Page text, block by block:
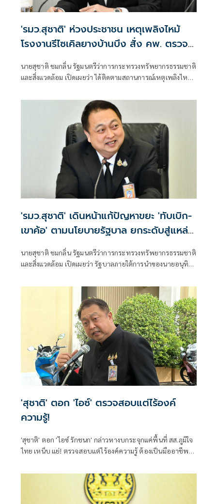
'รมว.สุชาติ' ห่วงประชาชน เหตุเพลิงไหม้
โรงงานรีไซเคิลยางบ้านบึง สั่ง คพ. ตรวจ
คุณภาพอากาศเข้ม-แจ้งเตือนประชาชนใกล้
ชิด
นายสุชาติ ชมกลิ่น รัฐมนตรีว่าการกระทรวงทรัพยากรธรรมชาติ
และสิ่งแวดล้อม เปิดเผยว่า ได้ติดตามสถานการณ์เหตุเพลิงไหม้
จำกัด ตำบลคลองกิ่ว อำเภอบ้านบึง จังหวัดชลบุรี อย่างใกล้ชิด
ด้วยความห่วงใยผลกระทบด้านมลพิษและสุขภาพของ
ประชาชน พร้อมสั่งการให้กรมควบคุมมลพิษ (คพ.) บูรณาการ
หน่วยงานที่เกี่ยวข้อง เร่งสนับสนุนการระงับเหตุ ตรวจสอบ
คุณภาพอากาศและสิ่งแวดล้อม รวมถึงแจ้งเตือนประชาชนอย่าง
ต่อเนื่องจนกว่าสถานการณ์จะคลี่คลาย
'รมว.สุชาติ' เดินหน้าแก้ปัญหาขยะ 'ทับเบิก-
เขาค้อ' ตามนโยบายรัฐบาล ยกระดับสู่แหล่ง
ท่องเที่ยวคาร์บอนต่ำ สร้างรายได้ควบคู่
รักษาสิ่งแวดล้อม
นายสุชาติ ชมกลิ่น รัฐมนตรีว่าการกระทรวงทรัพยากรธรรมชาติ
และสิ่งแวดล้อม เปิดเผยว่า รัฐบาลภายใต้การนำของนายอนุทิน
ทรัพยากรธรรมชาติและสิ่งแวดล้อมควบคู่กับการพัฒนา
เศรษฐกิจและการท่องเที่ยวอย่างยั่งยืน
'สุชาติ' ตอก 'ไอซ์' ตรวจสอบแต่ไร้องค์
ความรู้!
'สุชาติ' ตอก 'ไอซ์ รักชนก' กล่าวหางบกระจุกแค่พื้นที่ สส.ภูมิใจ
ไทย เหน็บ แย่! ตรวจสอบแต่ไร้องค์ความรู้ ต้องเป็นมืออาชีพ
ชอบ